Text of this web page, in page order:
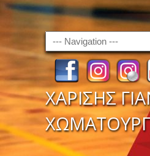
Navigation
ΧΑΡΙΣΗΣ